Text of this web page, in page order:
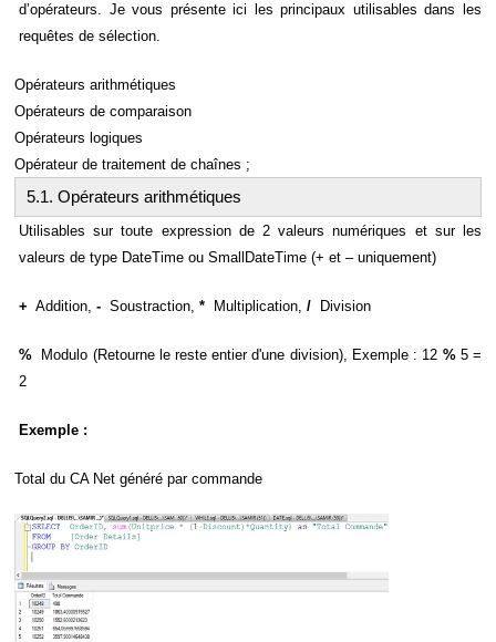
d’opérateurs. Je vous présente ici les principaux utilisables dans les
requêtes de sélection.
Opérateurs arithmétiques
Opérateurs de comparaison
Opérateurs logiques
Opérateur de traitement de chaînes ;
5.1. Opérateurs arithmétiques
Utilisables sur toute expression de 2 valeurs numériques et sur les
valeurs de type DateTime ou SmallDateTime (+ et – uniquement)
+ Addition, - Soustraction, * Multiplication, / Division
% Modulo (Retourne le reste entier d'une division), Exemple : 12 %5 =
2
Exemple :
Total du CA Net généré par commande